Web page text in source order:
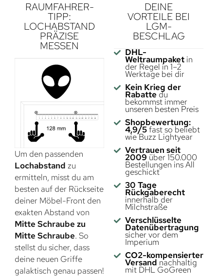
RAUMFAHRER-
TIPP:
LOCHABSTAND
PRÄZISE
MESSEN
Um den passenden
Lochabstand zu
ermitteln, misst du am
besten auf der Rückseite
deiner Möbel-Front den
exakten Abstand von
Mitte Schraube zu
Mitte Schraube. So
stellst du sicher, dass
deine neuen Griffe
galaktisch genau passen!
DEINE
VORTEILE BEI
LGM-
BESCHLAG
DHL-
Weltraumpaketin
der Regel in 1–2
Werktage bei dir
Kein Krieg der
Rabatte du
bekommst immer
unseren besten Preis
Shopbewertung:
4,9/5fast so beliebt
wie Buzz Lightyear
Vertrauen seit
2009 über 150.000
Bestellungen ins All
geschickt
30 Tage
Rückgaberecht
innerhalb der
Milchstraße
Verschlüsselte
Datenübertragung
sicher vor dem
Imperium
CO2-kompensierter
Versand nachhaltig
mit DHL GoGreen